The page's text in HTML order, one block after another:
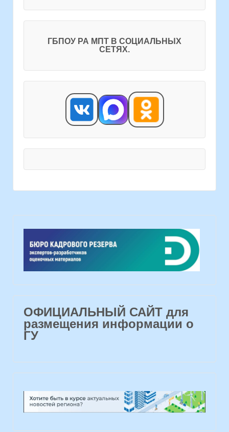
ГБПОУ РА МПТ В СОЦИАЛЬНЫХ
СЕТЯХ.
ОФИЦИАЛЬНЫЙ САЙТ для
размещения информации о
ГУ